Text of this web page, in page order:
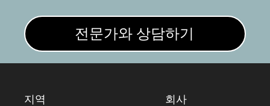
전문가와 상담하기
지역 회사